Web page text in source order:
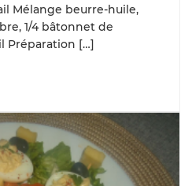
Mélange beurre-huile,
1/4 bâtonnet de
Préparation […]